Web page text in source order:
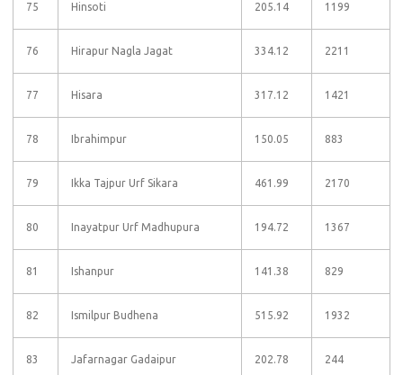
75 Hinsoti 205.14 1199
76 Hirapur Nagla Jagat 334.12 2211
77 Hisara 317.12 1421
78 Ibrahimpur 150.05 883
79 Ikka Tajpur Urf Sikara 461.99 2170
80 Inayatpur Urf Madhupura 194.72 1367
81 Ishanpur 141.38 829
82 Ismilpur Budhena 515.92 1932
83 Jafarnagar Gadaipur 202.78 244